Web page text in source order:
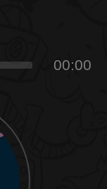
00:00